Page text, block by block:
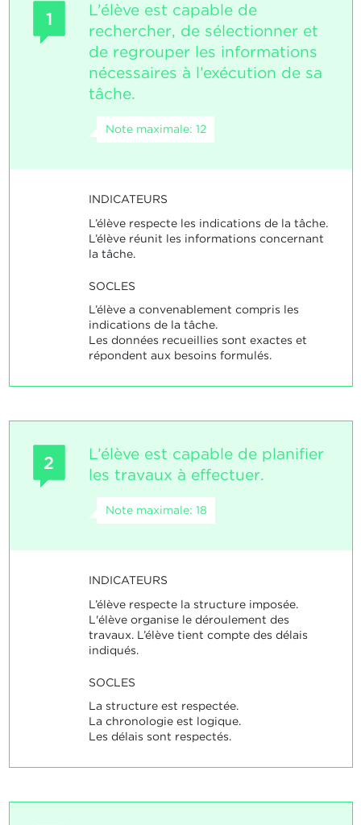
1
L’élève est capable de
rechercher, de sélectionner et
de regrouper les informations
nécessaires à l’exécution de sa
tâche.
Note maximale: 12
INDICATEURS
L’élève respecte les indications de la tâche.
L’élève réunit les informations concernant
la tâche.
SOCLES
L’élève a convenablement compris les
indications de la tâche.
Les données recueillies sont exactes et
répondent aux besoins formulés.
2
L’élève est capable de planifier
les travaux à effectuer.
Note maximale: 18
INDICATEURS
L’élève respecte la structure imposée.
L'élève organise le déroulement des
travaux. L’élève tient compte des délais
indiqués.
SOCLES
La structure est respectée.
La chronologie est logique.
Les délais sont respectés.